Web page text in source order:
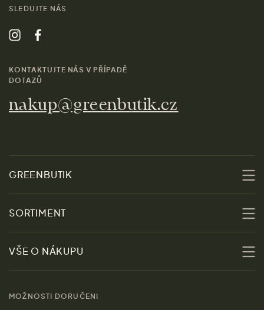
SLEDUJTE NÁS
KONTAKTUJTE NÁS V PŘÍPADĚ
DOTAZŮ
nakup@greenbutik.cz
GREENBUTIK
Udržitelnost
Obchody
SORTIMENT
Slevy
Ženy
Muži
VŠE O NÁKUPU
MOŽNOSTI DORUČENI